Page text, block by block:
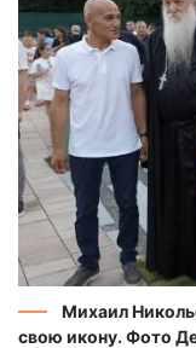
Михаил
свою икону. Фото